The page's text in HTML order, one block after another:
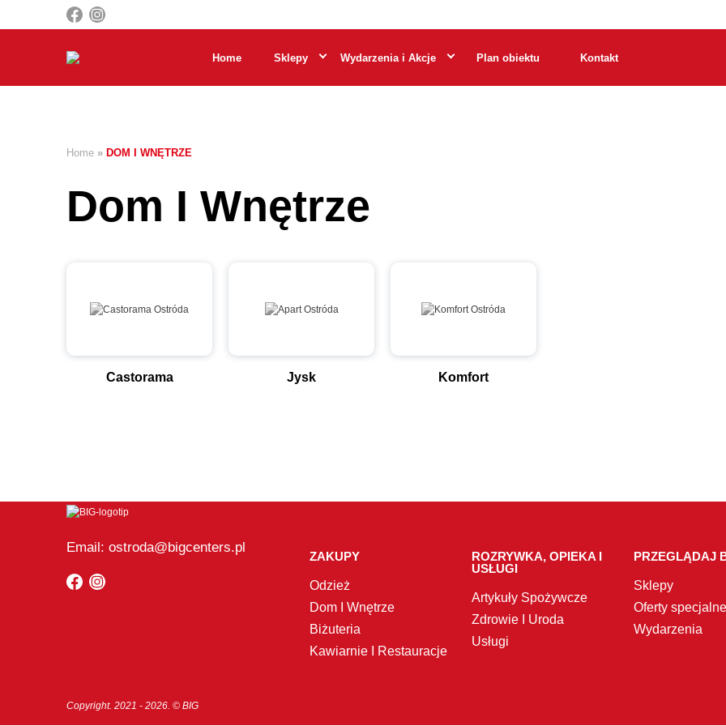
Home Sklepy Wydarzenia i Akcje Plan obiektu Kontakt
Home » DOM I WNĘTRZE
Dom I Wnętrze
Castorama Jysk Komfort
Email: ostroda@bigcenters.pl
ZAKUPY
Odzież
Dom I Wnętrze
Biżuteria
Kawiarnie I Restauracje
ROZRYWKA, OPIEKA I
USŁUGI
Artykuły Spożywcze
Zdrowie I Uroda
Usługi
PRZEGLĄDAJ
Sklepy
Oferty specjalne
Wydarzenia
Copyright. 2021 - 2026. © BIG